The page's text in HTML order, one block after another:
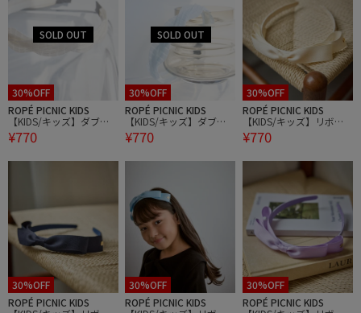
30%OFF
ROPÉ PICNIC KIDS
【KIDS/キッズ】ダブル
ウェーブカチューシャ
¥770
30%OFF
ROPÉ PICNIC KIDS
【KIDS/キッズ】ダブル
ウェーブカチューシャ
¥770
30%OFF
ROPÉ PICNIC KIDS
【KIDS/キッズ】リボン
カチューシャ
¥770
30%OFF
ROPÉ PICNIC KIDS
30%OFF
ROPÉ PICNIC KIDS
30%OFF
ROPÉ PICNIC KIDS